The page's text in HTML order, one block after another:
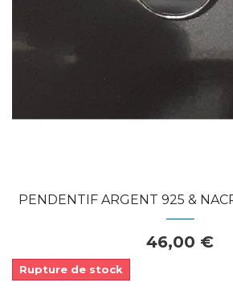
PENDENTIF ARGENT 925 &
46,00 €
Rupture de stock